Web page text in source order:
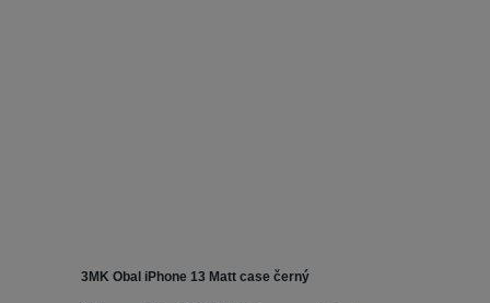
3MK Obal iPhone 13 Matt case černý